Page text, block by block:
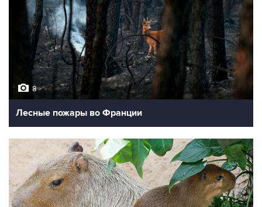
8
Лесные пожары во Франции